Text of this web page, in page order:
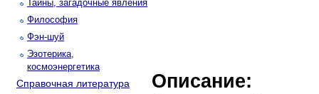
Тайны, загадочные явления
Философия
Фэн-шуй
Эзотерика,
космоэнергетика
Справочная литература
Описание: